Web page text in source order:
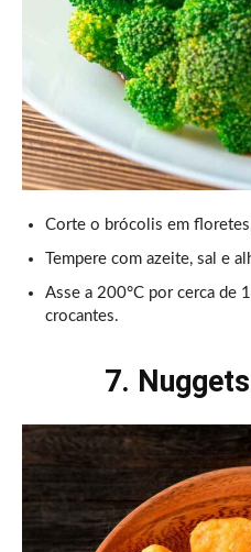
Corte o brócolis em
Tempere com azeite, sal e
Asse a 200°C por cerca de
crocantes.
7.